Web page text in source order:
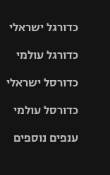
כדורגל ישראלי
גביע הטוטו
כדורגל עולמי
האלופות
ליגה
כדורסל ישראלי
סל
כדורסל עולמי
ענפים נוספים